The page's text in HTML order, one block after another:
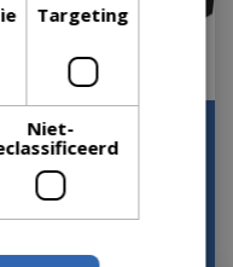
Parasolvoet Op 4 Wielen
Graniet Zwart
Targeting
Niet-